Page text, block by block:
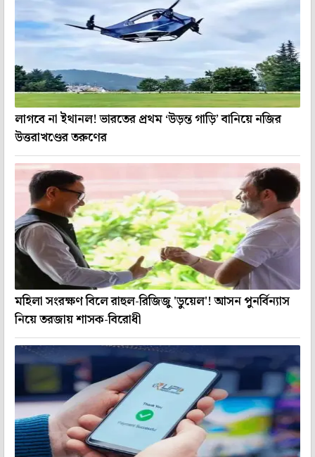
লাগবে না ইথানল! ভারতের প্রথম ‘উড়ন্ত গাড়ি’ বানিয়ে নজির
উত্তরাখণ্ডের তরুণের
মহিলা সংরক্ষণ বিলে রাহুল-রিজিজু 'ডুয়েল'! আসন পুনর্বিন্যাস
নিয়ে তরজায় শাসক-বিরোধী